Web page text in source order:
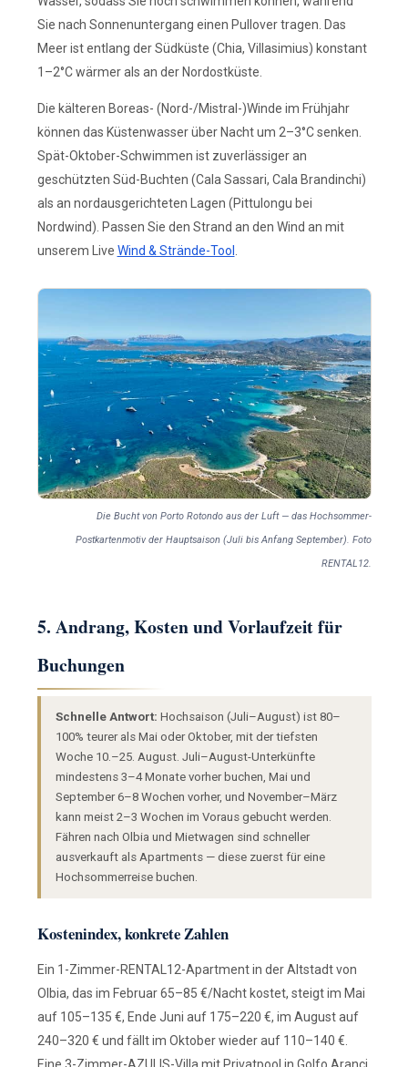
Sie nach Sonnenuntergang einen Pullover tragen. Das
Meer ist entlang der Südküste (Chia, Villasimius) konstant
1–2°C wärmer als an der Nordostküste.
Die kälteren Boreas- (Nord-/Mistral-)Winde im Frühjahr
können das Küstenwasser über Nacht um 2–3°C senken.
Spät-Oktober-Schwimmen ist zuverlässiger an
geschützten Süd-Buchten (Cala Sassari, Cala Brandinchi)
als an nordausgerichteten Lagen (Pittulongu bei
Nordwind). Passen Sie den Strand an den Wind an mit
unserem Live Wind & Strände-Tool
Die Bucht von Porto Rotondo aus der Luft — das Hochsommer-
Postkartenmotiv der Hauptsaison (Juli bis Anfang September). Foto
RENTAL12.
5. Andrang, Kosten und Vorlaufzeit für
Buchungen
Schnelle Antwort: Hochsaison (Juli–August) ist 80–
100% teurer als Mai oder Oktober, mit der tiefsten
Woche 10.–25. August. Juli–August-Unterkünfte
mindestens 3–4 Monate vorher buchen, Mai und
September 6–8 Wochen vorher, und November–März
kann meist 2–3 Wochen im Voraus gebucht werden.
Fähren nach Olbia und Mietwagen sind schneller
ausverkauft als Apartments — diese zuerst für eine
Hochsommerreise buchen.
Kostenindex, konkrete Zahlen
Ein 1-Zimmer-RENTAL12-Apartment in der Altstadt von
Olbia, das im Februar 65–85 €/Nacht kostet, steigt im Mai
auf 105–135 €, Ende Juni auf 175–220 €, im August auf
240–320 € und fällt im Oktober wieder auf 110–140 €.
Eine 3-Zimmer-AZULIS-Villa mit Privatpool in Golfo Aranci